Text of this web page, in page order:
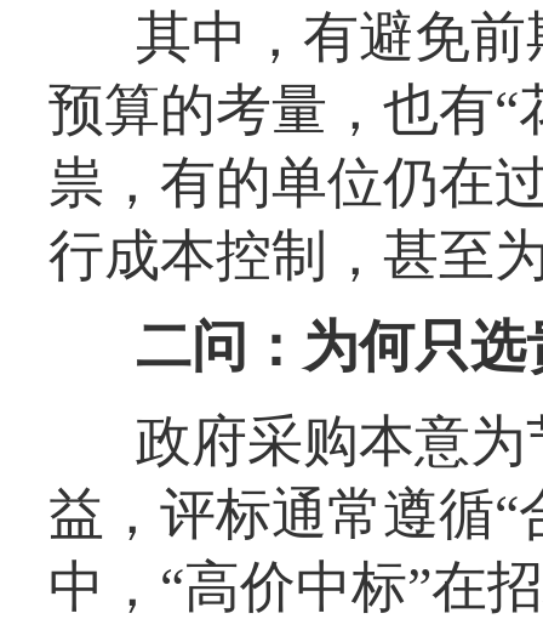
其中，有避免
预算的考量，也有
祟，有的单位仍在
行成本控制，甚至
二问：为何只
政府采购本意
益，评标通常遵循
中，“高价中标”在